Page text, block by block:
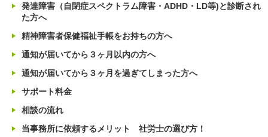
発達障害（自閉症スペクトラム障害・ADHD・LD等)と診断され
た方へ
精神障害者保健福祉手帳をお持ちの方へ
通知が届いてから３ヶ月以内の方へ
通知が届いてから３ヶ月を過ぎてしまった方へ
サポート料金
相談の流れ
当事務所に依頼するメリット 社労士の選び方！